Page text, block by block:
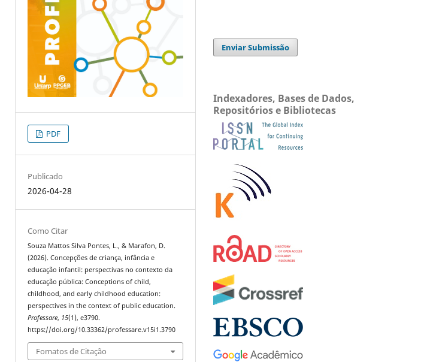
PDF
Publicado
2026-04-28
Como Citar
Souza Mattos Silva Pontes, L., & Marafon, D.
(2026). Concepções de criança, infância e
educação infantil: perspectivas no contexto da
educação pública: Conceptions of child,
childhood, and early childhood education:
perspectives in the context of public education.
Professare, 15(1), e3790.
https://doi.org/10.33362/professare.v15i1.3790
Fomatos de Citação
Enviar Submissão
Indexadores, Bases de Dados,
Repositórios e Bibliotecas